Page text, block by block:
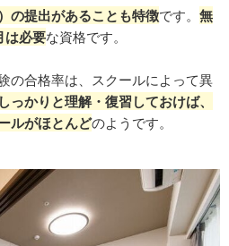
の提出があることも特徴です。 無
は必要な資格です。
の合格率は、スクールによって異
っかりと理解・復習しておけば、
ルがほとんどのようです。